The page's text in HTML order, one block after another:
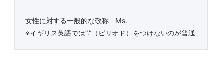
女性に対する一般的な敬称 Ms.
※イギリス英語では”.”（ピリオド）をつけないのが普通